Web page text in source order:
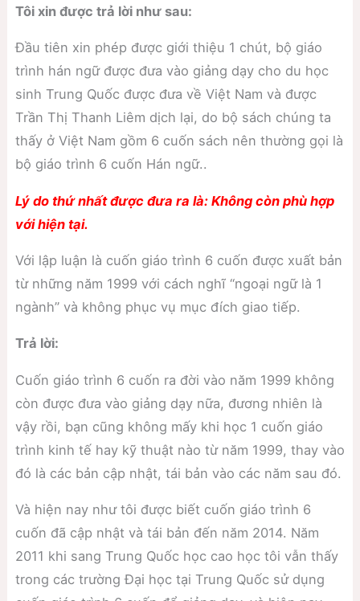
Tôi xin được trả lời như sau:
Đầu tiên xin phép được giới thiệu 1 chút, bộ giáo
trình hán ngữ được đưa vào giảng dạy cho du học
sinh Trung Quốc được đưa về Việt Nam và được
Trần Thị Thanh Liêm dịch lại, do bộ sách chúng ta
thấy ở Việt Nam gồm 6 cuốn sách nên thường gọi là
bộ giáo trình 6 cuốn Hán ngữ..
Lý do thứ nhất được đưa ra là: Không còn phù hợp
với hiện tại.
Với lập luận là cuốn giáo trình 6 cuốn được xuất bản
từ những năm 1999 với cách nghĩ “ngoại ngữ là 1
ngành” và không phục vụ mục đích giao tiếp.
Trả lời:
Cuốn giáo trình 6 cuốn ra đời vào năm 1999 không
còn được đưa vào giảng dạy nữa, đương nhiên là
vậy rồi, bạn cũng không mấy khi học 1 cuốn giáo
trình kinh tế hay kỹ thuật nào từ năm 1999, thay vào
đó là các bản cập nhật, tái bản vào các năm sau đó.
Và hiện nay như tôi được biết cuốn giáo trình 6
cuốn đã cập nhật và tái bản đến năm 2014. Năm
2011 khi sang Trung Quốc học cao học tôi vẫn thấy
trong các trường Đại học tại Trung Quốc sử dụng